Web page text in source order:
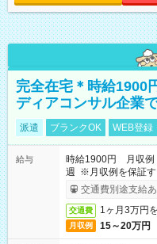
完全在宅＊時給1900
ディアコンサル企業
派遣 ブランクOK WEB登録
給与
時給1900円 月収例
週 ※月収例を保証す
ービス利用可（利用
交通費別途支給あ
交通費 1ヶ月3万円
月収例 15～20万円